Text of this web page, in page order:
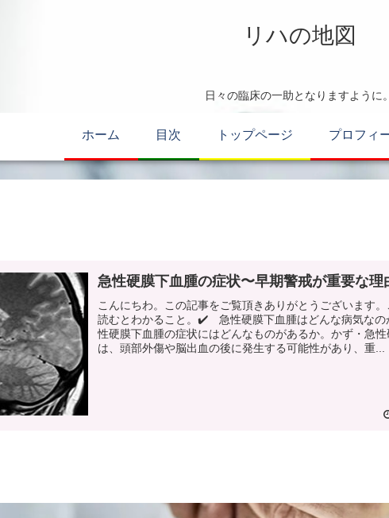
リハの地図
日々の臨床の一助となりますように。
ホーム 目次 トップページ プロフィ
急性硬膜下血腫の症状〜早期警戒が重要な理
こんにちわ。この記事をご覧頂きありがとうございます
読むとわかること。✔️ 急性硬膜下血腫はどんな病気な
性硬膜下血腫の症状にはどんなものがあるか。かず・急
は、頭部外傷や脳出血の後に発生する可能性があり、重...